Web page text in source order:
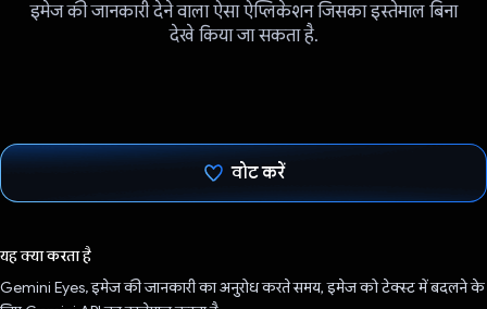
इमेज की जानकारी देने वाला ऐसा ऐप्लिकेशन जिसका इस्तेमाल बिना
देखे किया जा सकता है.
वोट करें
यह क्या करता है
Gemini Eyes, इमेज की जानकारी का अनुरोध करते समय, इमेज को टेक्स्ट में बदलने के